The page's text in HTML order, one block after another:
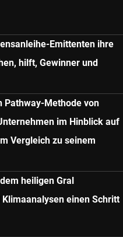
Emittenten ihre
hilft, Gewinner und
Pathway-Methode von
im Hinblick auf
Vergleich zu seinem
heiligen Gral
einen Schritt